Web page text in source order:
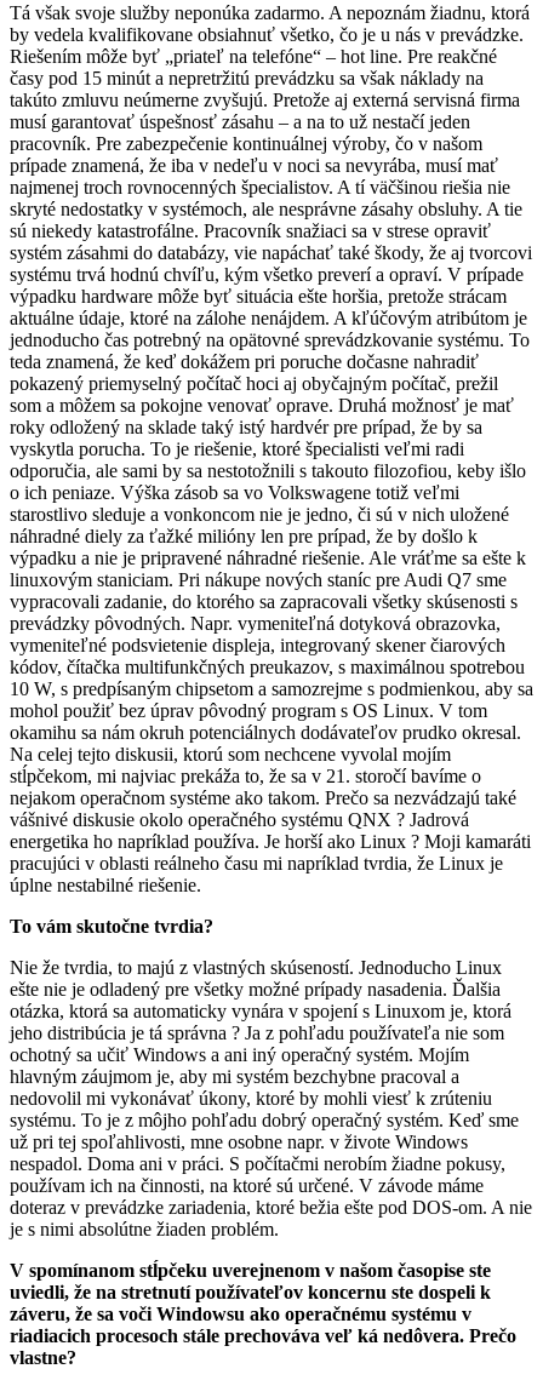
Tá však svoje služby neponúka zadarmo. A nepoznám žiadnu, ktorá
by vedela kvalifikovane obsiahnuť všetko, čo je u nás v prevádzke.
Riešením môže byť „priateľ na telefóne“ – hot line. Pre reakčné
časy pod 15 minút a nepretržitú prevádzku sa však náklady na
takúto zmluvu neúmerne zvyšujú. Pretože aj externá servisná firma
musí garantovať úspešnosť zásahu – a na to už nestačí jeden
pracovník. Pre zabezpečenie kontinuálnej výroby, čo v našom
prípade znamená, že iba v nedeľu v noci sa nevyrába, musí mať
najmenej troch rovnocenných špecialistov. A tí väčšinou riešia nie
skryté nedostatky v systémoch, ale nesprávne zásahy obsluhy. A tie
sú niekedy katastrofálne. Pracovník snažiaci sa v strese opraviť
systém zásahmi do databázy, vie napáchať také škody, že aj tvorcovi
systému trvá hodnú chvíľu, kým všetko preverí a opraví. V prípade
výpadku hardware môže byť situácia ešte horšia, pretože strácam
aktuálne údaje, ktoré na zálohe nenájdem. A kľúčovým atribútom je
jednoducho čas potrebný na opätovné sprevádzkovanie systému. To
teda znamená, že keď dokážem pri poruche dočasne nahradiť
pokazený priemyselný počítač hoci aj obyčajným počítač, prežil
som a môžem sa pokojne venovať oprave. Druhá možnosť je mať
roky odložený na sklade taký istý hardvér pre prípad, že by sa
vyskytla porucha. To je riešenie, ktoré špecialisti veľmi radi
odporučia, ale sami by sa nestotožnili s takouto filozofiou, keby išlo
o ich peniaze. Výška zásob sa vo Volkswagene totiž veľmi
starostlivo sleduje a vonkoncom nie je jedno, či sú v nich uložené
náhradné diely za ťažké milióny len pre prípad, že by došlo k
výpadku a nie je pripravené náhradné riešenie. Ale vráťme sa ešte k
linuxovým staniciam. Pri nákupe nových staníc pre Audi Q7 sme
vypracovali zadanie, do ktorého sa zapracovali všetky skúsenosti s
prevádzky pôvodných. Napr. vymeniteľná dotyková obrazovka,
vymeniteľné podsvietenie displeja, integrovaný skener čiarových
kódov, čítačka multifunkčných preukazov, s maximálnou spotrebou
10 W, s predpísaným chipsetom a samozrejme s podmienkou, aby sa
mohol použiť bez úprav pôvodný program s OS Linux. V tom
okamihu sa nám okruh potenciálnych dodávateľov prudko okresal.
Na celej tejto diskusii, ktorú som nechcene vyvolal mojím
stĺpčekom, mi najviac prekáža to, že sa v 21. storočí bavíme o
nejakom operačnom systéme ako takom. Prečo sa nezvádzajú také
vášnivé diskusie okolo operačného systému QNX ? Jadrová
energetika ho napríklad používa. Je horší ako Linux ? Moji kamaráti
pracujúci v oblasti reálneho času mi napríklad tvrdia, že Linux je
úplne nestabilné riešenie.
To vám skutočne tvrdia?
Nie že tvrdia, to majú z vlastných skúseností. Jednoducho Linux
ešte nie je odladený pre všetky možné prípady nasadenia. Ďalšia
otázka, ktorá sa automaticky vynára v spojení s Linuxom je, ktorá
jeho distribúcia je tá správna ? Ja z pohľadu používateľa nie som
ochotný sa učiť Windows a ani iný operačný systém. Mojím
hlavným záujmom je, aby mi systém bezchybne pracoval a
nedovolil mi vykonávať úkony, ktoré by mohli viesť k zrúteniu
systému. To je z môjho pohľadu dobrý operačný systém. Keď sme
už pri tej spoľahlivosti, mne osobne napr. v živote Windows
nespadol. Doma ani v práci. S počítačmi nerobím žiadne pokusy,
používam ich na činnosti, na ktoré sú určené. V závode máme
doteraz v prevádzke zariadenia, ktoré bežia ešte pod DOS-om. A nie
je s nimi absolútne žiaden problém.
V spomínanom stĺpčeku uverejnenom v našom časopise ste
uviedli, že na stretnutí používateľov koncernu ste dospeli k
záveru, že sa voči Windowsu ako operačnému systému v
riadiacich procesoch stále prechováva veľ ká nedôvera. Prečo
vlastne?